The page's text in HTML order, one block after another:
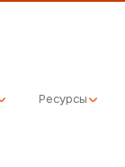
Ресурсы